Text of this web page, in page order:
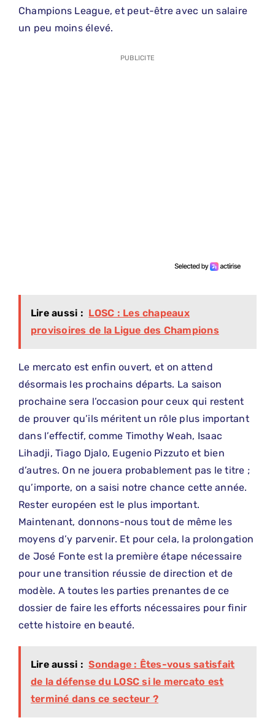
Champions League, et peut-être avec un salaire
un peu moins élevé.
PUBLICITE
Lire aussi : LOSC : Les chapeaux
provisoires de la Ligue des Champions
Le mercato est enfin ouvert, et on attend
désormais les prochains départs. La saison
prochaine sera l’occasion pour ceux qui restent
de prouver qu’ils méritent un rôle plus important
dans l’effectif, comme Timothy Weah, Isaac
Lihadji, Tiago Djalo, Eugenio Pizzuto et bien
d’autres. On ne jouera probablement pas le titre ;
qu’importe, on a saisi notre chance cette année.
Rester européen est le plus important.
Maintenant, donnons-nous tout de même les
moyens d’y parvenir. Et pour cela, la prolongation
de José Fonte est la première étape nécessaire
pour une transition réussie de direction et de
modèle. A toutes les parties prenantes de ce
dossier de faire les efforts nécessaires pour finir
cette histoire en beauté.
Lire aussi : Sondage : Êtes-vous satisfait
de la défense du LOSC si le mercato est
terminé dans ce secteur ?